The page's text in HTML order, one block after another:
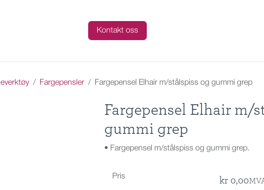
Kontakt oss
Fargepensler Fargepensel Elhair m/stålspiss og gummi grep
Fargepensel Elhair m/
gummi grep
• Fargepensel m/stålspiss og gummi grep.
Pris kr 0,00